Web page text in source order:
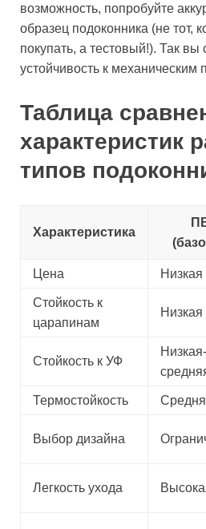
возможность, попробуйте
образец подоконника (не тот,
покупать, а тестовый!). Так вы
устойчивость к механическим
Таблица
характеристик
типов
Характеристика
Цена Низкая
Стойкость к
царапинам
Низкая
Стойкость к УФ
Низкая-
Термостойкость
Выбор дизайна
Легкость ухода